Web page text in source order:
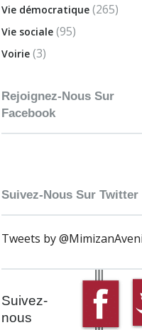
Vie démocratique (265)
Vie sociale (95)
Voirie (3)
Rejoignez-Nous Sur
Facebook
Suivez-Nous Sur Twitter
Tweets by
Suivez-
nous